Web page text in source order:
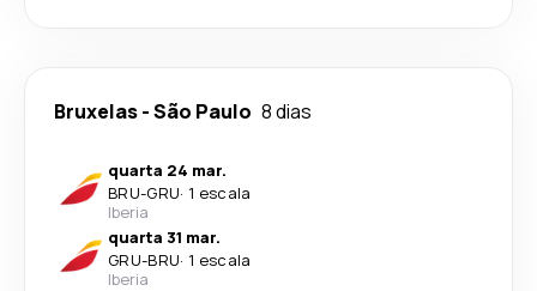
Bruxelas-São Paulo 8 dias
quarta 24 mar.
BRU-GRU· 1 escala
Iberia
quarta 31 mar.
GRU-BRU· 1 escala
Iberia